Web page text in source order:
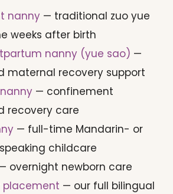
nanny — traditional zuo yue
weeks after birth
nanny (yue sao) —
maternal recovery support
— confinement
recovery care
— full-time Mandarin- or
childcare
overnight newborn care
placement — our full bilingual